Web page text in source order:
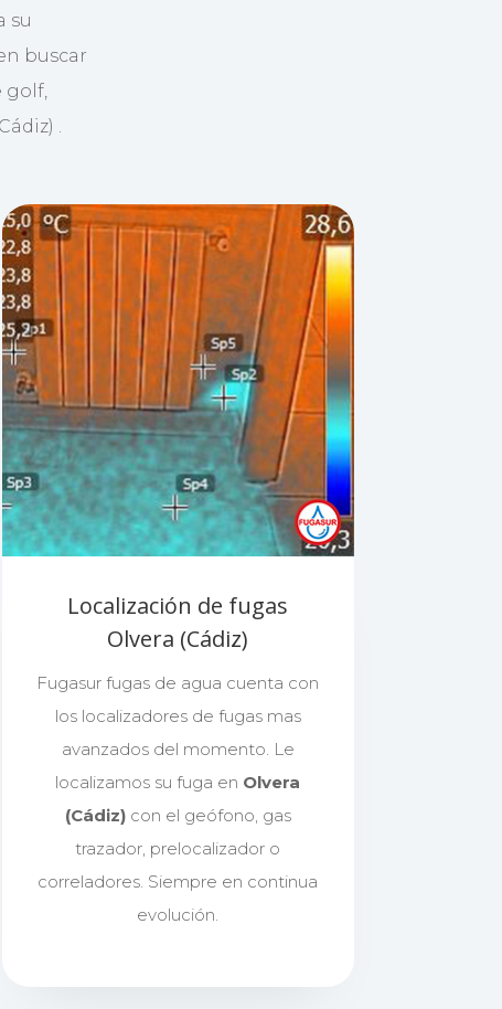
su
buscar
golf,
.
Localización de fugas
Olvera (Cádiz)
Fugasur fugas de agua cuenta con
los localizadores de fugas mas
avanzados del momento. Le
localizamos su fuga en Olvera
(Cádiz)con el geófono, gas
trazador, prelocalizador o
correladores. Siempre en continua
evolución.